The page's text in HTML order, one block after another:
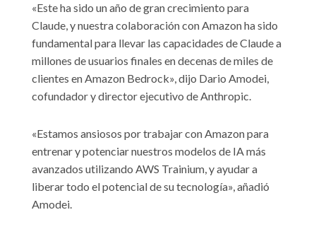
«Este ha sido un año de gran crecimiento para
Claude, y nuestra colaboración con Amazon ha sido
fundamental para llevar las capacidades de Claude a
millones de usuarios finales en decenas de miles de
clientes en Amazon Bedrock», dijo Dario Amodei,
cofundador y director ejecutivo de Anthropic.
«Estamos ansiosos por trabajar con Amazon para
entrenar y potenciar nuestros modelos de IA más
avanzados utilizando AWS Trainium, y ayudar a
liberar todo el potencial de su tecnología», añadió
Amodei.